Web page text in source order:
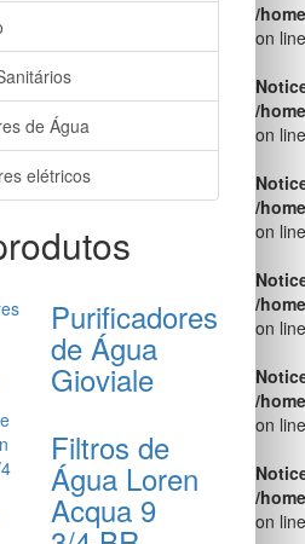
de Água
elétricos
Purificadores
de Água
Gioviale
Filtros de
Água Loren
Acqua 9
/
on line
/
on line
/
on line
/
on line
/
on line
/
on line